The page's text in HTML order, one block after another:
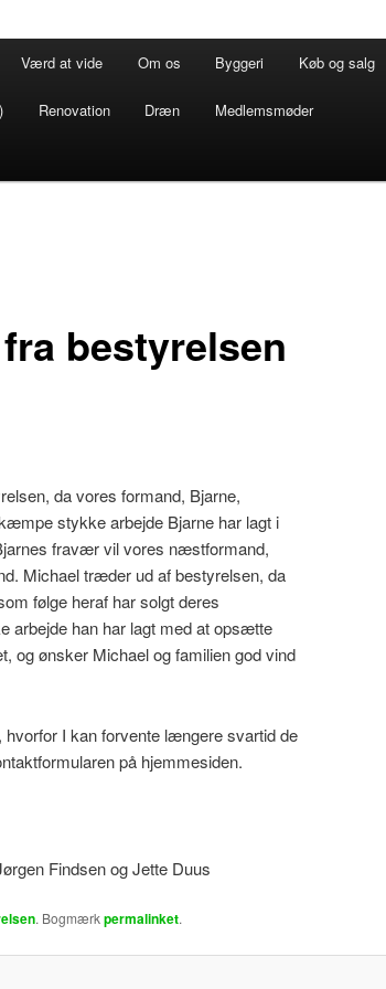
Værd at vide Om os Byggeri Køb og salg
Renovation Dræn Medlemsmøder
bestyrelsen
da vores formand, Bjarne,
stykke arbejde Bjarne har lagt i
fravær vil vores næstformand,
Michael træder ud af bestyrelsen, da
følge heraf har solgt deres
arbejde han har lagt med at opsætte
og ønsker Michael og familien god vind
hvorfor I kan forvente længere svartid de
på hjemmesiden.
Findsen og Jette Duus
. Bogmærkpermalinket.